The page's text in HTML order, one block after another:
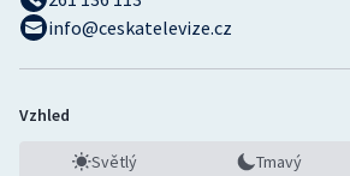
info@ceskatelevize.cz
Vzhled
Světlý Tmavý